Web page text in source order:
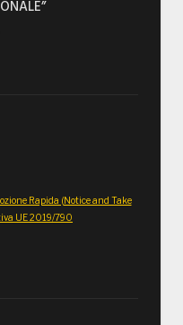
Rapida (Notice and Take
UE 2019/790